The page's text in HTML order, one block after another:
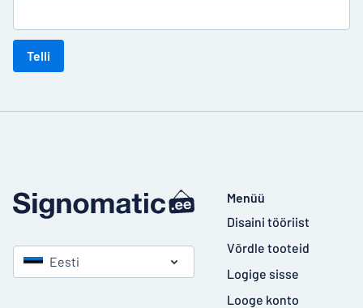
Telli
Eesti
Menüü
Disaini tööriist
Võrdle tooteid
Logige sisse
Looge konto